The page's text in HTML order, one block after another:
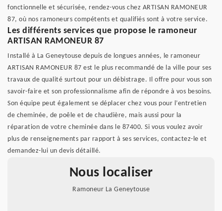
fonctionnelle et sécurisée, rendez-vous chez ARTISAN RAMONEUR
87, où nos ramoneurs compétents et qualifiés sont à votre service.
Les différents services que propose le ramoneur
ARTISAN RAMONEUR 87
Installé à La Geneytouse depuis de longues années, le ramoneur
ARTISAN RAMONEUR 87 est le plus recommandé de la ville pour ses
travaux de qualité surtout pour un débistrage. Il offre pour vous son
savoir-faire et son professionnalisme afin de répondre à vos besoins.
Son équipe peut également se déplacer chez vous pour l’entretien
de cheminée, de poêle et de chaudière, mais aussi pour la
réparation de votre cheminée dans le 87400. Si vous voulez avoir
plus de renseignements par rapport à ses services, contactez-le et
demandez-lui un devis détaillé.
Nous localiser
Ramoneur La Geneytouse